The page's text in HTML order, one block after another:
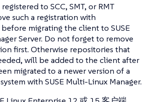
to SCC, SMT, or RMT
such a registration with
before migrating the client to SUSE
Server. Do not forget to remove
first. Otherwise repositories that
will be added to the client after
migrated to a newer version of a
with SUSE Multi-Linux Manager.